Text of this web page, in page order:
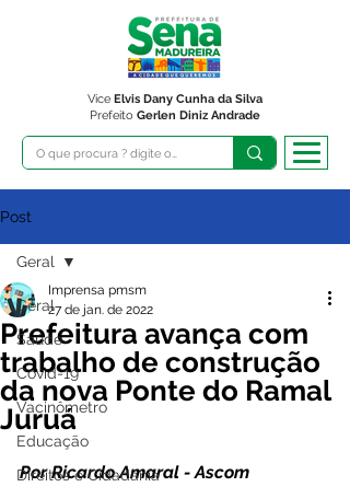
Prefeito Gerlen Diniz Andrade
Vice Elvis Dany Cunha da Silva
Post
Geral
Saúde
Covid-19
Vacinômetro
Educação
Direitos e Cidadania
Geral
Prefeitura avança com
trabalho de construção
da nova Ponte do Ramal
Juruá
Imprensa pmsm
27 de jan. de 2022
Por Ricardo Amaral - Ascom